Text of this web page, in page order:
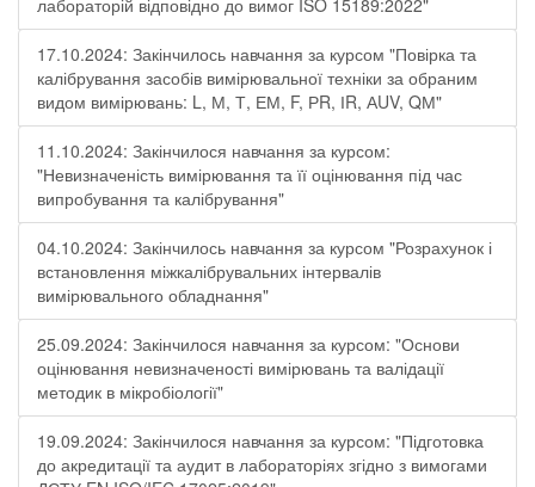
лабораторій відповідно до вимог ISO 15189:2022"
17.10.2024: Закінчилось навчання за курсом "Повірка та
калібрування засобів вимірювальної техніки за обраним
видом вимірювань: L, М, Т, ЕМ, F, РR, ІR, АUV, QМ"
11.10.2024: Закінчилося навчання за курсом:
"Невизначеність вимірювання та її оцінювання під час
випробування та калібрування"
04.10.2024: Закінчилось навчання за курсом "Розрахунок і
встановлення міжкалібрувальних інтервалів
вимірювального обладнання"
25.09.2024: Закінчилося навчання за курсом: "Основи
оцінювання невизначеності вимірювань та валідації
методик в мікробіології"
19.09.2024: Закінчилося навчання за курсом: "Підготовка
до акредитації та аудит в лабораторіях згідно з вимогами